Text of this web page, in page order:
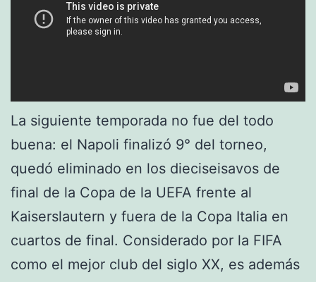
La siguiente temporada no fue del todo
buena: el Napoli finalizó 9° del torneo,
quedó eliminado en los dieciseisavos de
final de la Copa de la UEFA frente al
Kaiserslautern y fuera de la Copa Italia en
cuartos de final. Considerado por la FIFA
como el mejor club del siglo XX, es además